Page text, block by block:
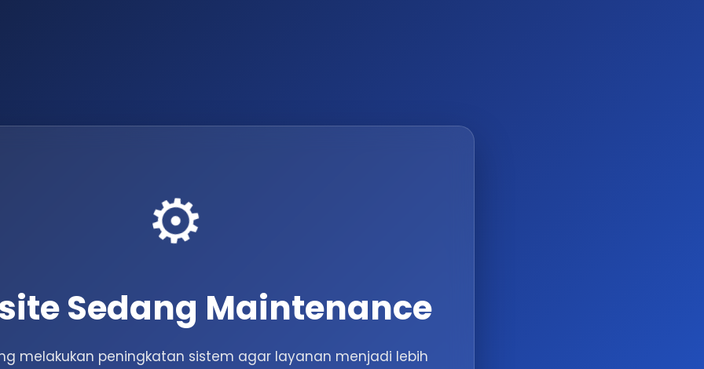
⚙️
Sedang Maintenance
melakukan peningkatan sistem agar layanan menjadi lebih